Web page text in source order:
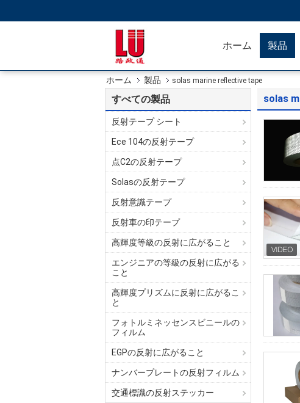
ホーム 製品
ホーム 製品 solas marine reflective tape
すべての製品
反射テープ シート
Ece 104の反射テープ
点C2の反射テープ
Solasの反射テープ
反射意識テープ
反射車の印テープ
高輝度等級の反射に広がること
エンジニアの等級の反射に広がる
こと
高輝度プリズムに反射に広がるこ
と
フォトルミネッセンスビニールの
フィルム
EGPの反射に広がること
ナンバープレートの反射フィルム
交通標識の反射ステッカー
solas